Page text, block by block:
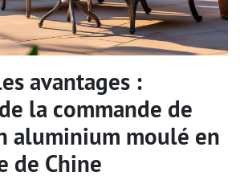
avantages :
la commande de
aluminium moulé en
de Chine